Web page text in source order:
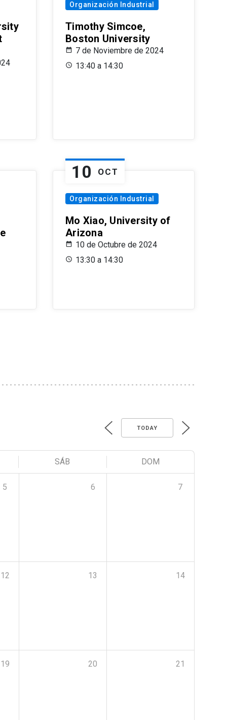
Organización Industrial
Timothy Simcoe,
Boston University
7 de Noviembre de 2024
13:40 a 14:30
10 OCT
Organización Industrial
Mo Xiao, University of
Arizona
10 de Octubre de 2024
13:30 a 14:30
TODAY
SÁB DOM
5 6 7
12 13 14
19 20 21